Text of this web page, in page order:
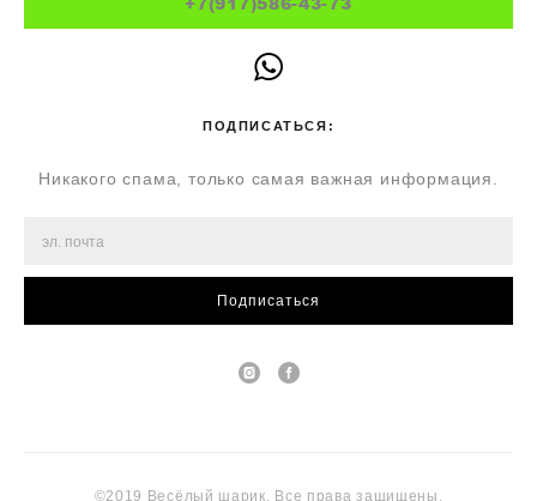
ПОДПИСАТЬСЯ:
Никакого спама, только самая важная информация.
Подписаться
©2019 Весёлый шарик. Все права защищены.